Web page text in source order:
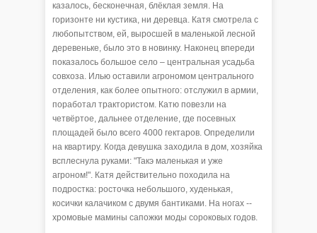
казалось, бесконечная, блёклая земля. На
горизонте ни кустика, ни деревца. Катя смотрела с
любопытством, ей, выросшей в маленькой лесной
деревеньке, было это в новинку. Наконец впереди
показалось большое село – центральная усадьба
совхоза. Илью оставили агрономом центрального
отделения, как более опытного: отслужил в армии,
поработал трактористом. Катю повезли на
четвёртое, дальнее отделение, где посевных
площадей было всего 4000 гектаров. Определили
на квартиру. Когда девушка заходила в дом, хозяйка
всплеснула руками: "Такэ маленькая и уже
агроном!". Катя действительно походила на
подростка: росточка небольшого, худенькая,
косички калачиком с двумя бантиками. На ногах --
хромовые мамины сапожки моды сороковых годов.